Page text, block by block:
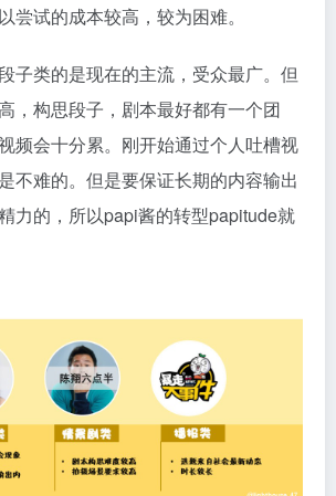
尝试的成本较高，较为困难。
子类的是现在的主流，受众最广。但
，构思段子，剧本最好都有一个团
频会十分累。刚开始通过个人吐槽视
不难的。但是要保证长期的内容输出
力的，所以papi酱的转型papitude就